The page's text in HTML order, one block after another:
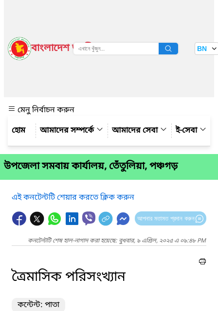
বাংলাদেশ জাতীয় তথ্য বাতায়ন BN
মেনু নির্বাচন করুন
আমাদের সম্পর্কে
আমাদের সেবা ই-সেবা
উপ‌জেলা সমবায় কার্যালয়, তেঁতুলিয়া, পঞ্চগড়
এই কনটেন্টটি শেয়ার করতে ক্লিক করুন
আপনার মতামত প্রদান করুন
কনটেন্টটি শেষ হাল-নাগাদ করা হয়েছে: বুধবার, ৯ এপ্রিল, ২০২৫ এ ০৯:৪৮ PM
ত্রৈমাসিক পরিসংখ্যান
কন্টেন্ট: পাতা